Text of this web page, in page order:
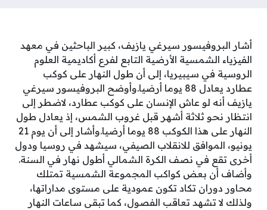
أشار البروفيسور سيرغي يازيف، كبير الباحثين في معهد
الفيزياء الشمسية الأرضية التابع لفرع أكاديمية العلوم
الروسية في سيبيريا، إلى أن طول النهار على كوكب
عطارد يعادل 88 يوما أرضيا.وأوضح البروفيسور سيرغي
يازيف أنه لو عاش الإنسان على كوكب عطارد، لاضطر إلى
انتظار نحو ثلاثة أشهر قبل غروب الشمس، إذ يعادل طول
النهار على هذا الكوكب 88 يوما أرضيا.وأشار إلى أن يوم 21
يونيو، الموافق للانقلاب الصيفي، سيشهد في روسيا ودول
أخرى تقع في نصف الكرة الشمالي أطول نهار في السنة.
وأضاف أن بعض كواكب المجموعة الشمسية تمتلك
محاور دوران تكاد تكون عمودية على مستوى مداراتها،
ولذلك لا تشهد تعاقب الفصول، كما تبقى ساعات النهار